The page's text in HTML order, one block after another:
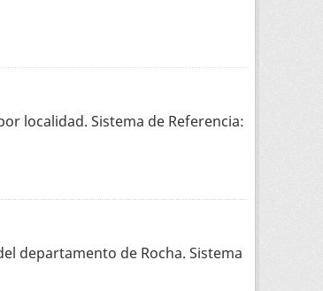
localidad. Sistema de Referencia:
departamento de Rocha. Sistema